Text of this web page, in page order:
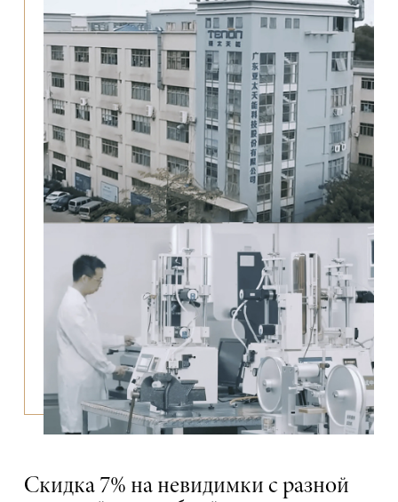
Скидка 7% на невидимки с разной